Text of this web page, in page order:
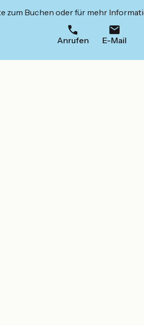
zum Buchen oder für mehr
Anrufen E-Mail